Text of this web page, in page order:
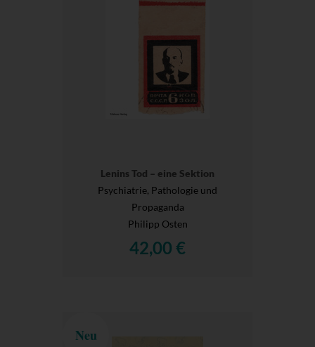
Lenins Tod – eine Sektion
Psychiatrie, Pathologie und
Propaganda
Philipp Osten
42,00 €
Neu